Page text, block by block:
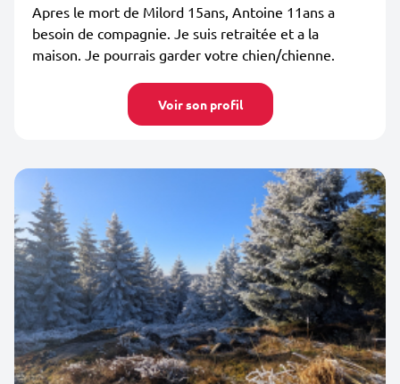
Apres le mort de Milord 15ans, Antoine 11ans a
besoin de compagnie. Je suis retraitée et a la
maison. Je pourrais garder votre chien/chienne.
Voir son profil